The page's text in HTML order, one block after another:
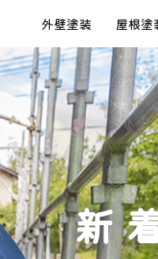
外壁塗装 屋根塗
新